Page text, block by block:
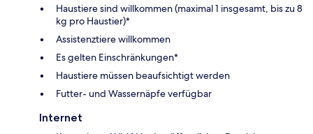
Haustiere sind willkommen (maximal 1 insgesamt, bis zu 8
kg pro Haustier)*
Assistenztiere willkommen
Es gelten Einschränkungen*
Haustiere müssen beaufsichtigt werden
Futter- und Wassernäpfe verfügbar
Internet